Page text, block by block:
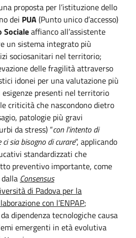
proposta per l’istituzione dello
dei PUA(Punto unico d’accesso)
Socialeaffianco all’assistente
un sistema integrato più
sociosanitari nel territorio;
delle fragilità attraverso
idonei per una valutazione più
presenti nel territorio
criticità che nascondono dietro
patologie più gravi
da stress) “con l’intento di
sia bisogno di curare”, applicando
standardizzati che
preventivo importante, come
Consensus
di Padova per la
con l’ENPAP;
dipendenza tecnologiche causa
emergenti in età evolutiva